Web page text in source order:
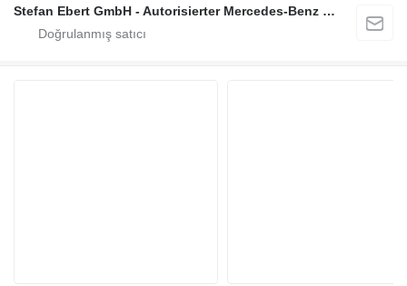
Stefan Ebert GmbH - Autorisierter Mercedes-Benz Servicepartner